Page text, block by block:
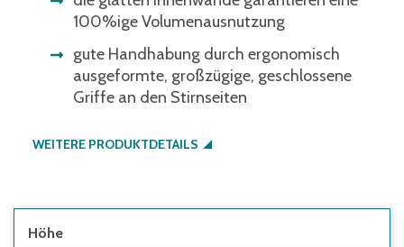
100%ige Volumenausnutzung
gute Handhabung durch ergonomisch
ausgeformte, großzügige, geschlossene
Griffe an den Stirnseiten
WEITERE PRODUKTDETAILS
Höhe